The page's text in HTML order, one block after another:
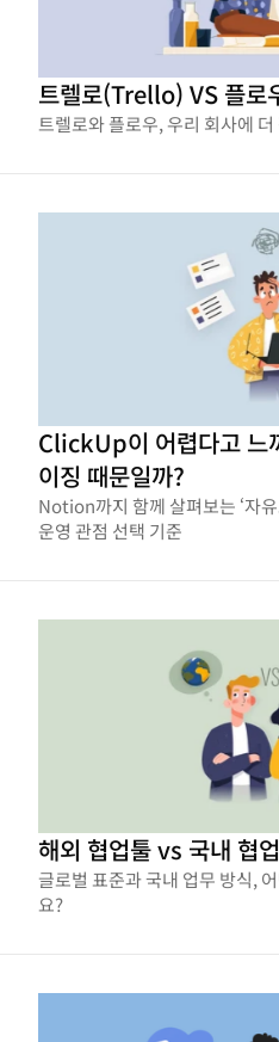
트렐로(Trello) VS 플로
트렐로와 플로우, 우리 회사에
ClickUp이 어렵다고 느
이징 때문일까?
Notion까지 함께 살펴보는 ‘자
운영 관점 선택 기준
해외 협업툴 vs 국내 협
글로벌 표준과 국내 업무 방식,
요?